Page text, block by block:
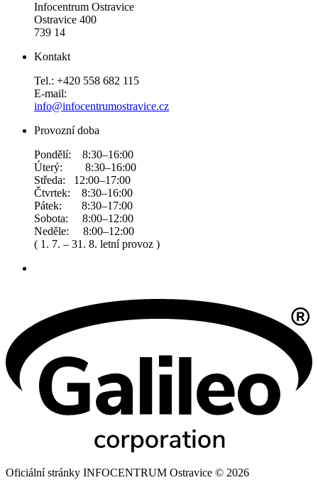
Infocentrum Ostravice
Ostravice 400
739 14
Kontakt
Tel.: +420 558 682 115
E-mail:
info@infocentrumostravice.cz
Provozní doba
Pondělí: 8:30–16:00
Úterý: 8:30–16:00
Středa: 12:00–17:00
Čtvrtek: 8:30–16:00
Pátek: 8:30–17:00
Sobota: 8:00–12:00
Neděle: 8:00–12:00
( 1. 7. – 31. 8. letní provoz )
Oficiální stránky INFOCENTRUM Ostravice © 2026